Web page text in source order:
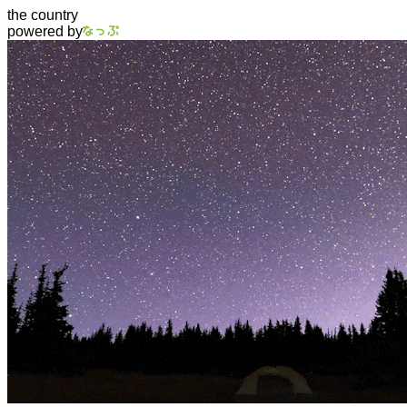
the country
powered by